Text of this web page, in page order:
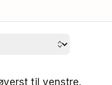
til venstre.